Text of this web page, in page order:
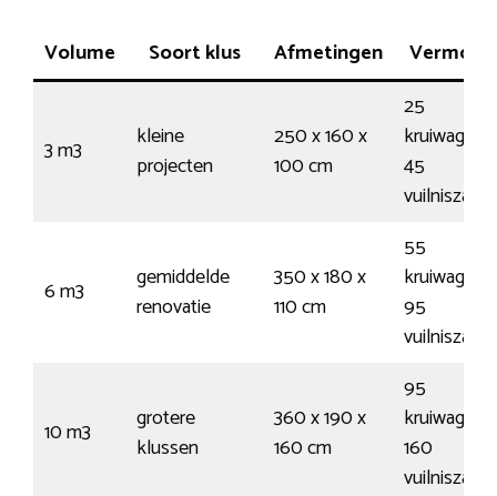
Volume Soort klus Afmetingen
3 m3
kleine
projecten
250 x 160 x
100 cm
25
45
6 m3
gemiddelde
renovatie
350 x 180 x
110 cm
55
95
10 m3
grotere
klussen
360 x 190 x
160 cm
95
160